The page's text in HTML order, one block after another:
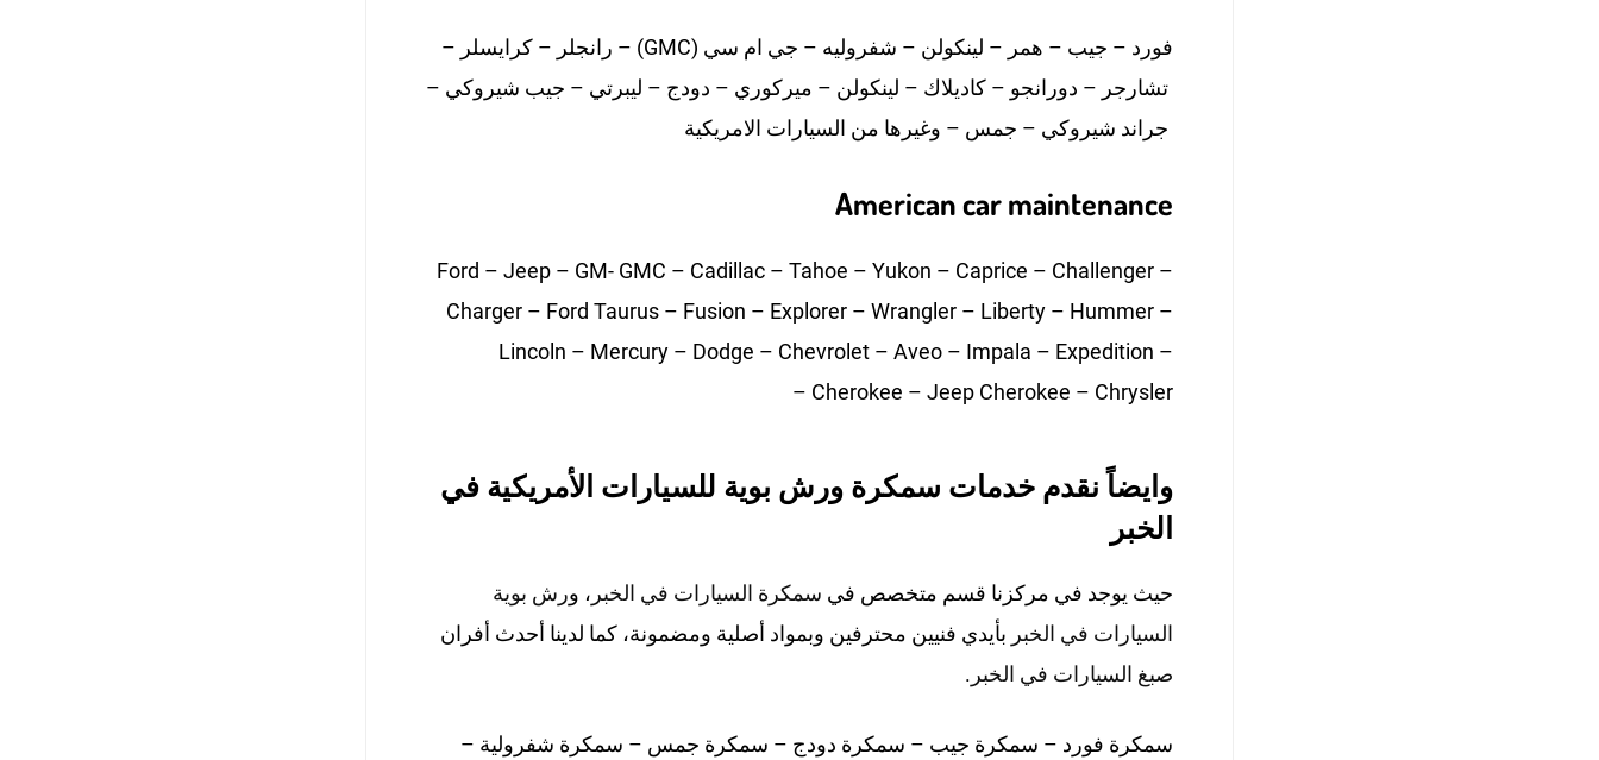
فورد – جيب – همر – لينكولن – شفروليه – جي ام سي (GMC) – رانجلر – كرايسلر –
تشارجر – دورانجو – كاديلاك – لينكولن – ميركوري – دودج – ليبرتي – جيب شيروكي –
جراند شيروكي – جمس – وغيرها من السيارات الامريكية
American car maintenance
Ford – Jeep – GM- GMC – Cadillac – Tahoe – Yukon – Caprice – Challenger –
Charger – Ford Taurus – Fusion – Explorer – Wrangler – Liberty – Hummer –
Lincoln – Mercury – Dodge – Chevrolet – Aveo – Impala – Expedition –
Cherokee – Jeep Cherokee – Chrysler –
وايضاً نقدم خدمات سمكرة ورش بوية للسيارات الأمريكية في
الخبر
حيث يوجد في مركزنا قسم متخصص في سمكرة السيارات في الخبر ، ورش بوية
السيارات في الخبر بأيدي فنيين محترفين وبمواد أصلية ومضمونة، كما لدينا أحدث أفران
صبغ السيارات في الخبر .
سمكرة فورد – سمكرة جيب – سمكرة دودج – سمكرة جمس – سمكرة شفرولية –